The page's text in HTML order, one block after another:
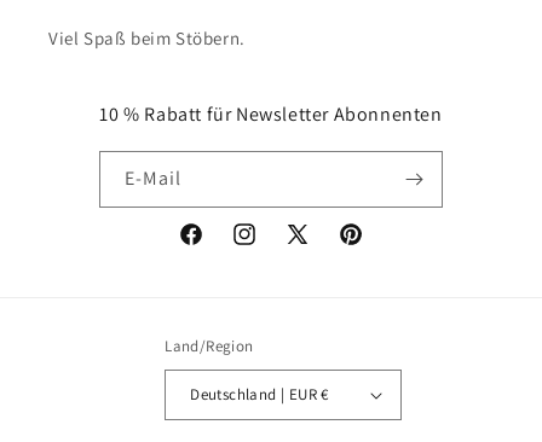
Viel Spaß beim Stöbern.
10 % Rabatt für Newsletter Abonnenten
E-Mail
FacebookInstagram
X
Pinterest
Land/Region
Deutschland | EUR €